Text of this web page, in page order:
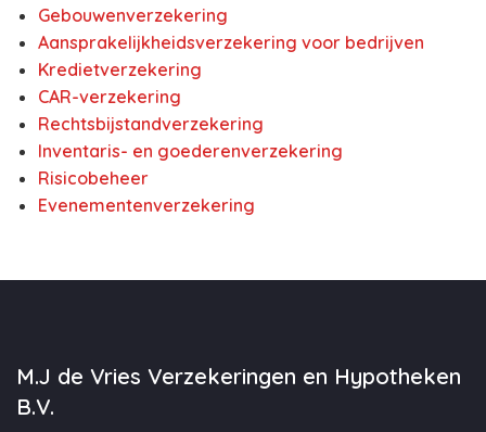
Gebouwenverzekering
Aansprakelijkheidsverzekering voor bedrijven
Kredietverzekering
CAR-verzekering
Rechtsbijstandverzekering
Inventaris- en goederenverzekering
Risicobeheer
Evenementenverzekering
M.J de Vries Verzekeringen en Hypotheken
B.V.